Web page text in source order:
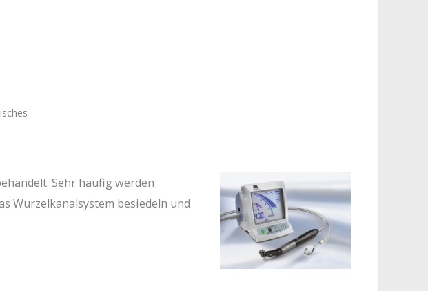
Sehr häufig werden
Wurzelkanalsystem besiedeln und